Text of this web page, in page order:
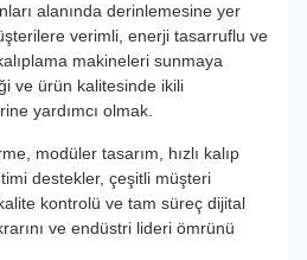
alanında derinlemesine yer
verimli, enerji tasarruflu ve
makineleri sunmaya
ve ürün kalitesinde ikili
yardımcı olmak.
modüler tasarım, hızlı kalıp
destekler, çeşitli müşteri
kalite kontrolü ve tam süreç dijital
ve endüstri lideri ömrünü